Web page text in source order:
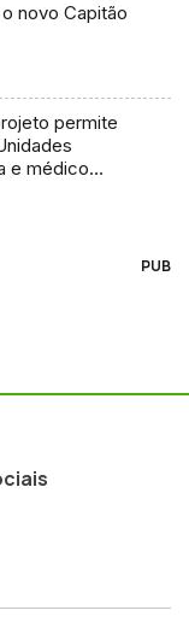
novo Capitão
permite
e médico
PUB